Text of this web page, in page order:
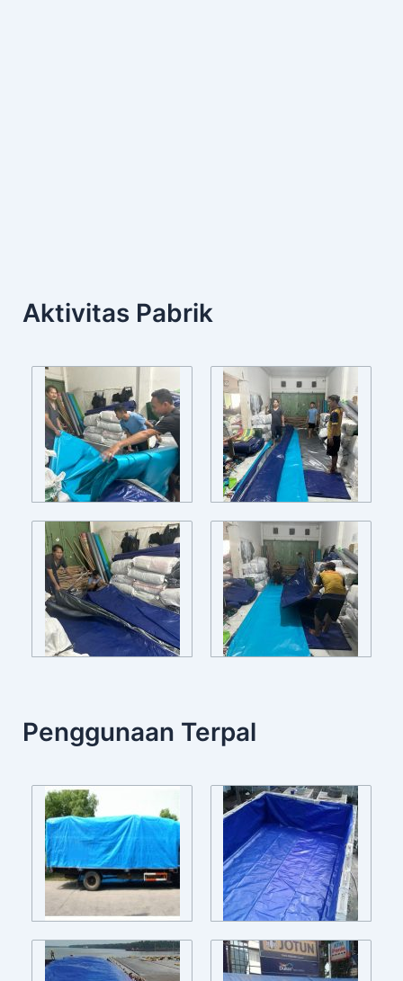
Aktivitas Pabrik
Penggunaan Terpal